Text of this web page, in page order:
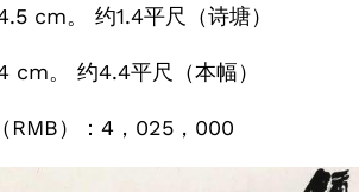
。 约1.4平尺（诗塘）
。 约4.4平尺（本幅）
）：4，025，000